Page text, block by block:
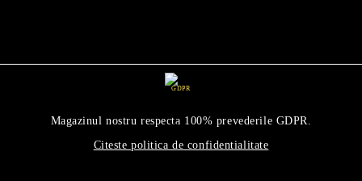
GDPR
Magazinul nostru respecta 100% prevederile GDPR.
Citeste politica de confidentialitate